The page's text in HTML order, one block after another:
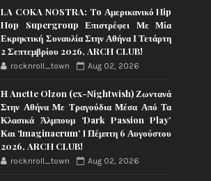
LA COKA NOSTRA: To Αμερικανικό Hip
Hop Supergroup Επιστρέφει Με Μία
Εκρηκτική Συναυλία Στην Αθήνα Ι Τετάρτη
2 Σεπτεμβρίου 2026, ARCH CLUB!
rocknroll_town Aug 02, 2026
Η Anette Olzon (ex-Nightwish) Ζωντανά
Στην Αθήνα Με Τραγούδια Μέσα Από Τα
Κλασικά Άλμπουμ ‘Dark Passion Play’
Και ‘Imaginaerum’ I Πέμπτη 6 Αυγούστου
2026, ARCH CLUB!
rocknroll_town Aug 02, 2026